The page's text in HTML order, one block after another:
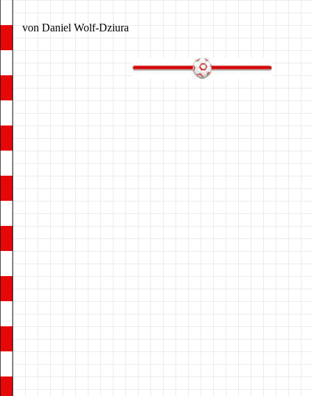
von Daniel Wolf-Dziura